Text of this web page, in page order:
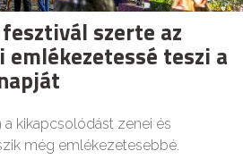
szerte az
emlékezetessé teszi a
a kikapcsolódást zenei és
még emlékezetesebbé.